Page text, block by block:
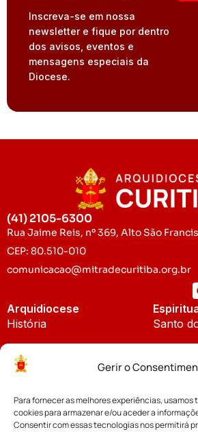
Gerir o
Para fornecer as melhores experiências,
cookies para armazenar e/ou aceder a
Consentir com essas tecnologias nos permitirá
Inscreva-se em nossa
newsletter e fique por dentro
dos avisos, eventos e
mensagens especiais da
Diocese.
(41) 2105-6300
Rua Jaime Reis, nº 369, Alto São
CEP: 80.510-010
comunicacao@mitradecuritiba.org.br
Arquidiocese
História
Padroeira
Santo
Notícias
Notícias da Arquidiocese
Cúria